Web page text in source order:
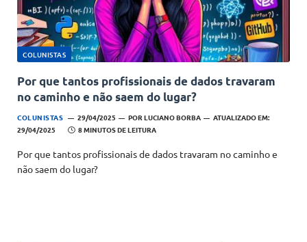
COLUNISTAS
Por que tantos profissionais de dados travaram
no caminho e não saem do lugar?
COLUNISTAS 29/04/2025 POR LUCIANO BORBA
ATUALIZADO EM:
29/04/2025
8 MINUTOS DE LEITURA
Por que tantos profissionais de dados travaram no caminho e
não saem do lugar?